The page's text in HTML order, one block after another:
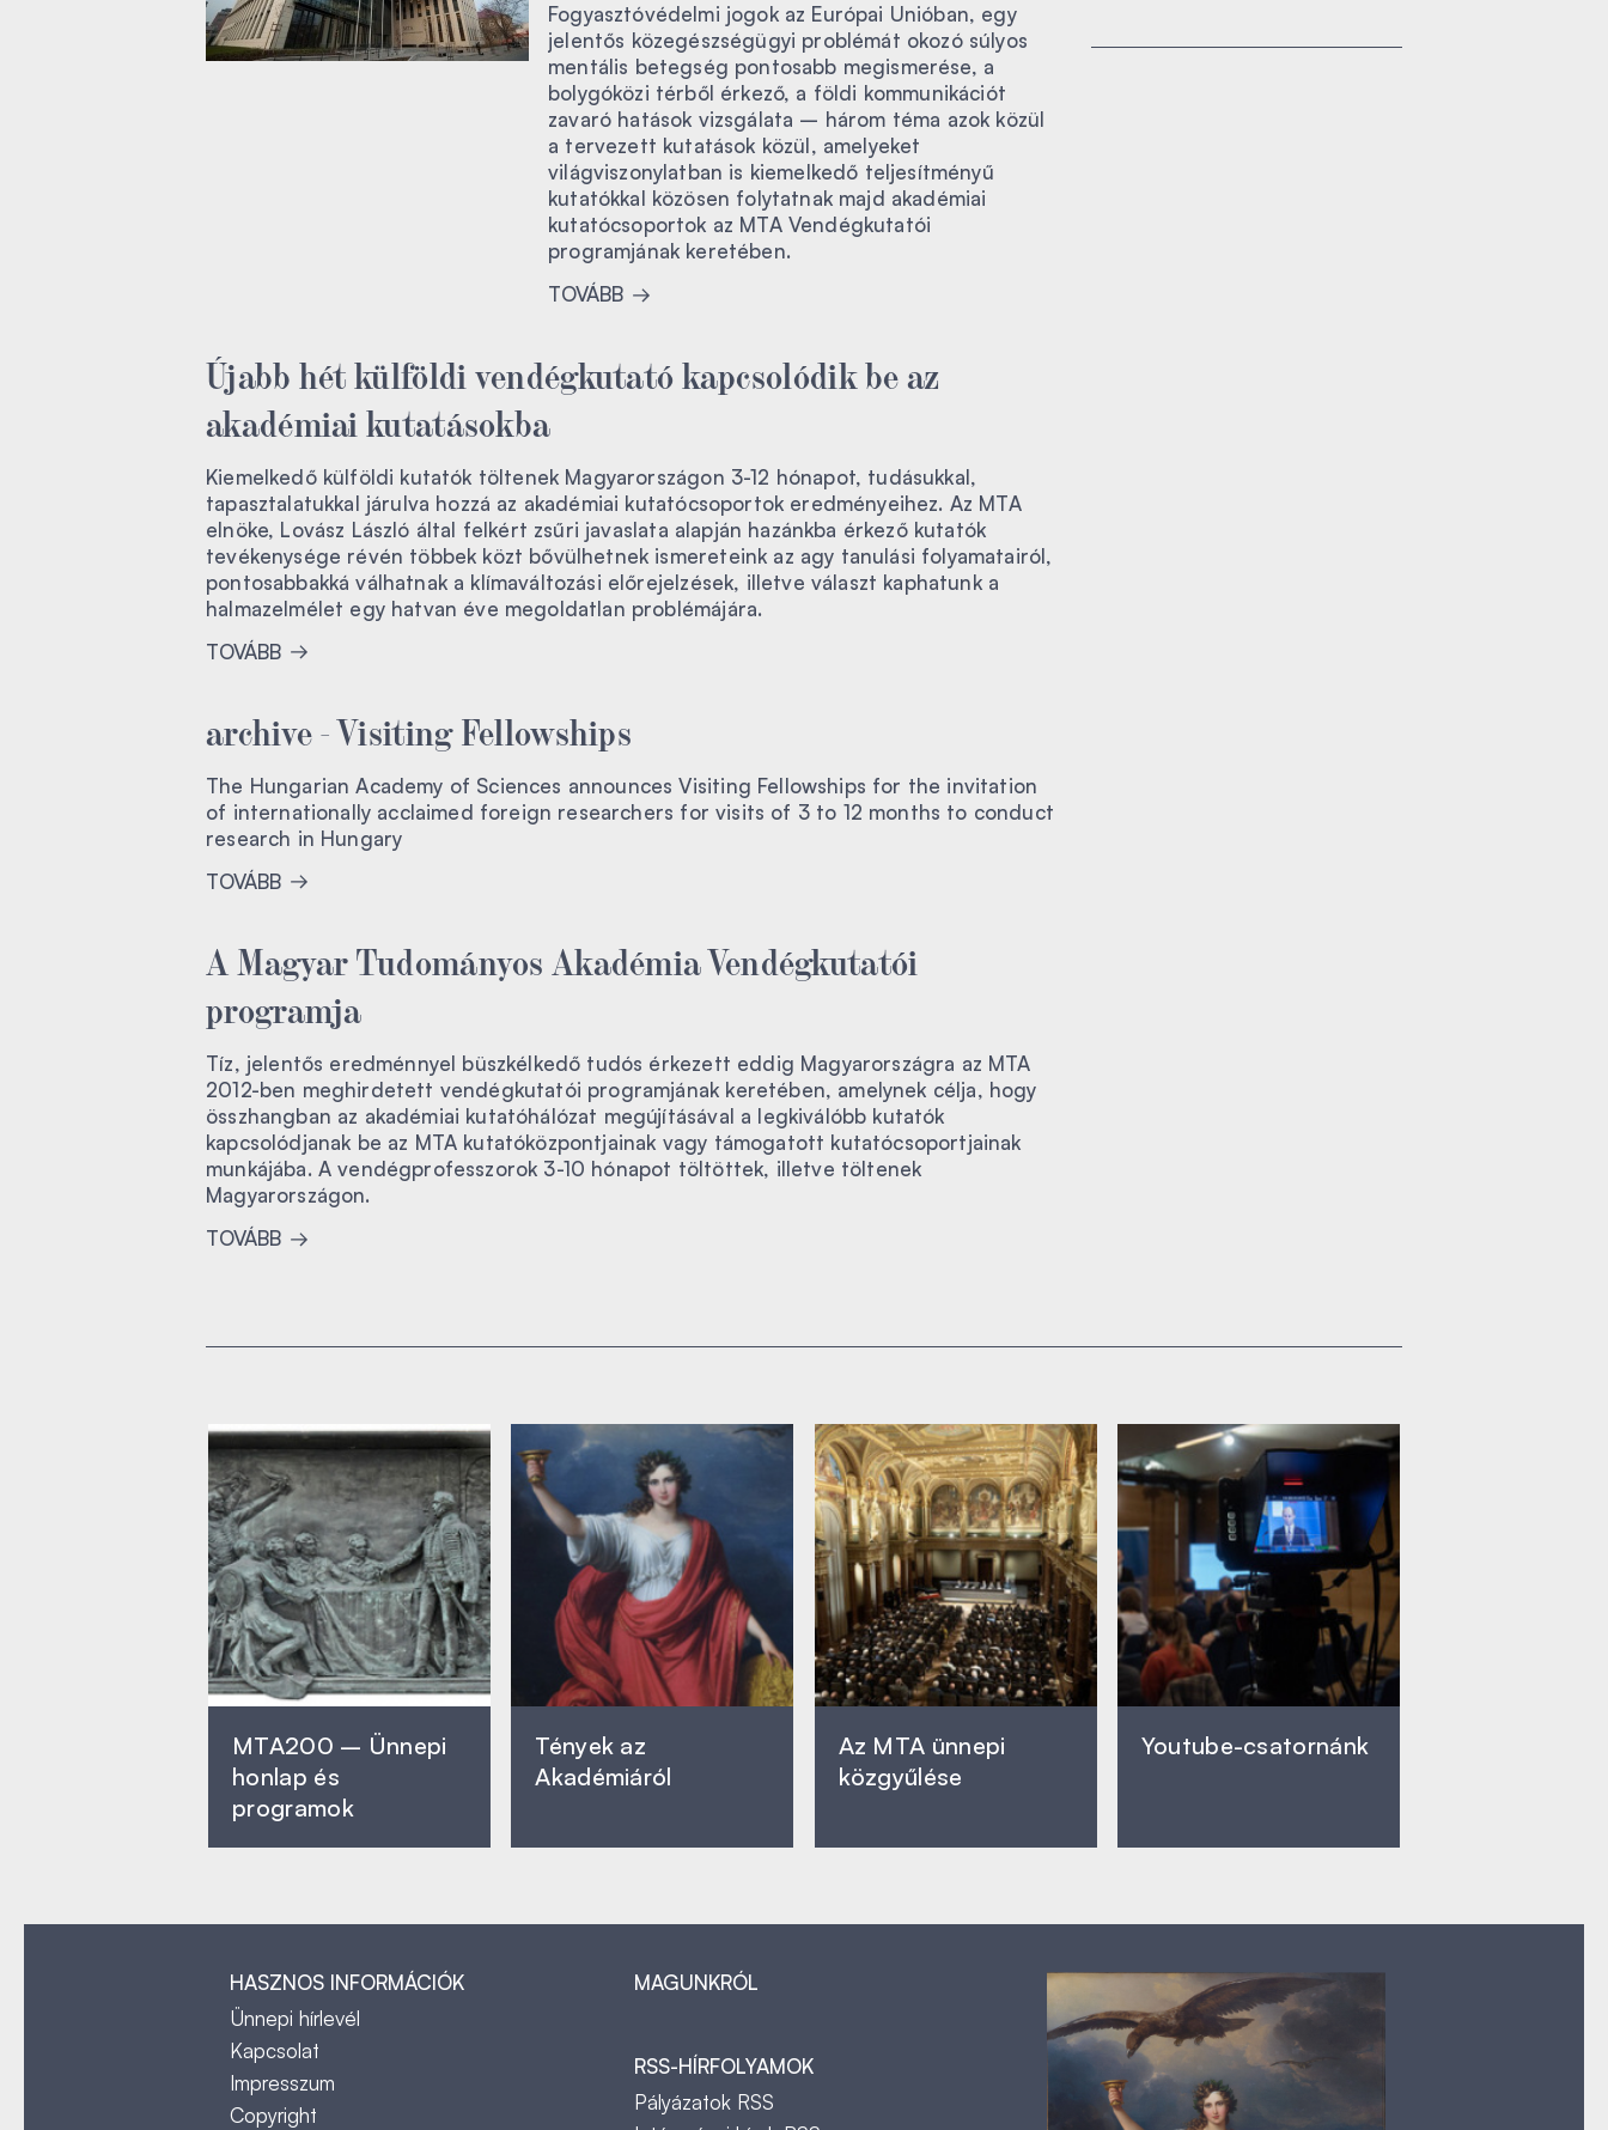
Fogyasztóvédelmi jogok az Európai Unióban, egy
jelentős közegészségügyi problémát okozó súlyos
mentális betegség pontosabb megismerése, a
bolygóközi térből érkező, a földi kommunikációt
zavaró hatások vizsgálata – három téma azok közül
a tervezett kutatások közül, amelyeket
világviszonylatban is kiemelkedő teljesítményű
kutatókkal közösen folytatnak majd akadémiai
kutatócsoportok az MTA Vendégkutatói
programjának keretében.
TOVÁBB
Újabb hét külföldi vendégkutató kapcsolódik be az
akadémiai kutatásokba
Kiemelkedő külföldi kutatók töltenek Magyarországon 3-12 hónapot, tudásukkal,
tapasztalatukkal járulva hozzá az akadémiai kutatócsoportok eredményeihez. Az MTA
elnöke, Lovász László által felkért zsűri javaslata alapján hazánkba érkező kutatók
tevékenysége révén többek közt bővülhetnek ismereteink az agy tanulási folyamatairól,
pontosabbakká válhatnak a klímaváltozási előrejelzések, illetve választ kaphatunk a
halmazelmélet egy hatvan éve megoldatlan problémájára.
TOVÁBB
archive - Visiting Fellowships
The Hungarian Academy of Sciences announces Visiting Fellowships for the invitation
of internationally acclaimed foreign researchers for visits of 3 to 12 months to conduct
research in Hungary
TOVÁBB
A Magyar Tudományos Akadémia Vendégkutatói
programja
Tíz, jelentős eredménnyel büszkélkedő tudós érkezett eddig Magyarországra az MTA
2012-ben meghirdetett vendégkutatói programjának keretében, amelynek célja, hogy
összhangban az akadémiai kutatóhálózat megújításával a legkiválóbb kutatók
kapcsolódjanak be az MTA kutatóközpontjainak vagy támogatott kutatócsoportjainak
munkájába. A vendégprofesszorok 3-10 hónapot töltöttek, illetve töltenek
Magyarországon.
TOVÁBB
MTA200 – Ünnepi
honlap és
programok
Tények az
Akadémiáról
Az MTA ünnepi
közgyűlése
Youtube-csatornánk
HASZNOS INFORMÁCIÓK
Ünnepi hírlevél
Kapcsolat
Impresszum
Copyright
MAGUNKRÓL
RSS-HÍRFOLYAMOK
Pályázatok RSS